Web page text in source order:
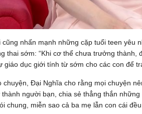
cũng nhấn mạnh những cặp tuổi teen yêu
thai sớm: “Khi cơ thể chưa trưởng thành,
giáo dục giới tính từ sớm cho các con để
chuyện, Đại Nghĩa cho rằng mọi chuyện
người bạn, chia sẻ thẳng thắn
chung, miễn sao cả ba mẹ lẫn con cái